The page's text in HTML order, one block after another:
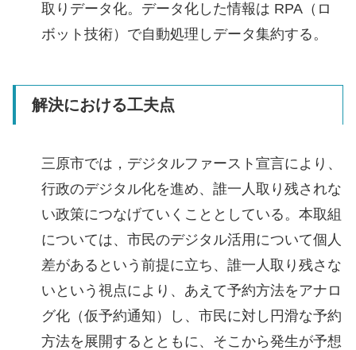
取りデータ化。データ化した情報は RPA（ロ
ボット技術）で自動処理しデータ集約する。
解決における工夫点
三原市では，デジタルファースト宣言により、
行政のデジタル化を進め、誰一人取り残されな
い政策につなげていくこととしている。本取組
については、市民のデジタル活用について個人
差があるという前提に立ち、誰一人取り残さな
いという視点により、あえて予約方法をアナロ
グ化（仮予約通知）し、市民に対し円滑な予約
方法を展開するとともに、そこから発生が予想